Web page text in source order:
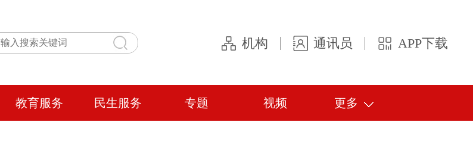
机构 通讯员 APP下载
教育服务 民生服务 专题 视频 更多